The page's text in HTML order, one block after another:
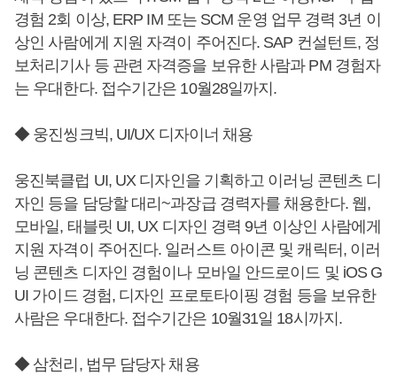
경험 2회 이상, ERP IM 또는 SCM 운영 업무 경력 3년 이
상인 사람에게 지원 자격이 주어진다. SAP 컨설턴트, 정
보처리기사 등 관련 자격증을 보유한 사람과 PM 경험자
는 우대한다. 접수기간은 10월28일까지.
◆ 웅진씽크빅, UI/UX 디자이너 채용
웅진북클럽 UI, UX 디자인을 기획하고 이러닝 콘텐츠 디
자인 등을 담당할 대리~과장급 경력자를 채용한다. 웹,
모바일, 태블릿 UI, UX 디자인 경력 9년 이상인 사람에게
지원 자격이 주어진다. 일러스트 아이콘 및 캐릭터, 이러
닝 콘텐츠 디자인 경험이나 모바일 안드로이드 및 iOS G
UI 가이드 경험, 디자인 프로토타이핑 경험 등을 보유한
사람은 우대한다. 접수기간은 10월31일 18시까지.
◆ 삼천리, 법무 담당자 채용